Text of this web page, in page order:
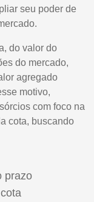
seu poder de
do valor do
do mercado,
agregado
motivo,
com foco na
cota, buscando
prazo